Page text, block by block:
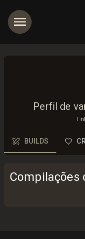
Perfil de
BUILDS
Compilações